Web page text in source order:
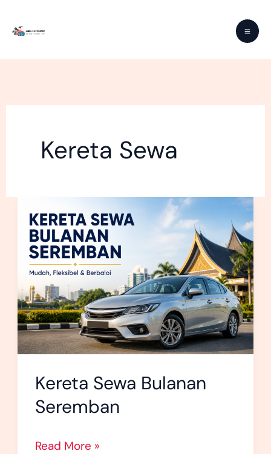
Kereta Sewa
Kereta Sewa Bulanan
Seremban
Sewa
Bulanan
Seremban
Read More »